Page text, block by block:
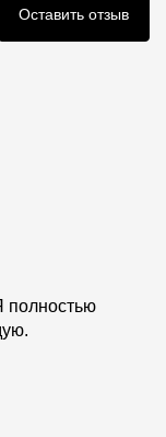
Оставить отзыв
полностью